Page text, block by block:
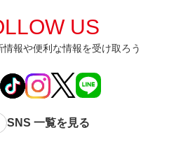
US
報や便利な情報を受け取ろう
SNS 一覧を見る